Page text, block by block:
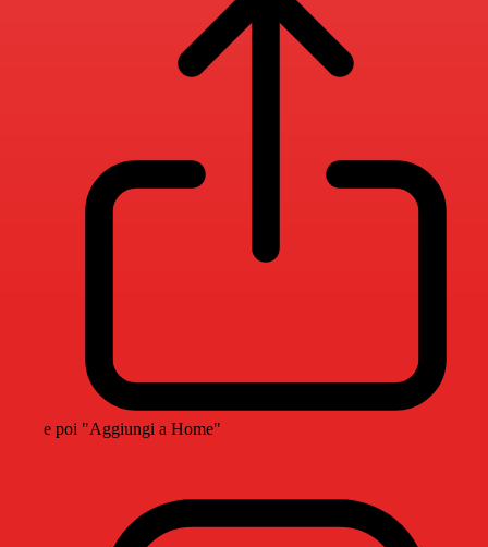
e poi "Aggiungi a Home"